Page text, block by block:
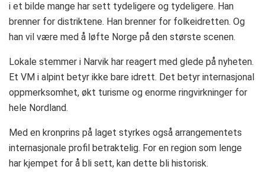
i et bilde mange har sett tydeligere og tydeligere. Han
brenner for distriktene. Han brenner for folkeidretten. Og
han vil være med å løfte Norge på den største scenen.
Lokale stemmer i Narvik har reagert med glede på nyheten.
Et VM i alpint betyr ikke bare idrett. Det betyr internasjonal
oppmerksomhet, økt turisme og enorme ringvirkninger for
hele Nordland.
Med en kronprins på laget styrkes også arrangementets
internasjonale profil betraktelig. For en region som lenge
har kjempet for å bli sett, kan dette bli historisk.